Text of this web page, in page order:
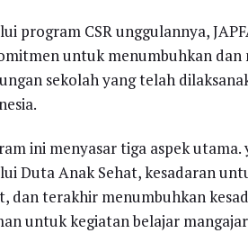
program CSR unggulannya,
untuk menumbuhkan dan
sekolah yang telah
ini menyasar tiga aspek
Duta Anak Sehat, kesadaran
dan terakhir menumbuhkan
untuk kegiatan belajar